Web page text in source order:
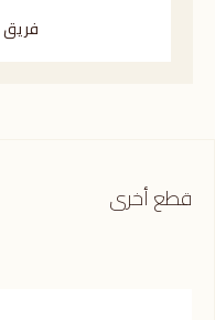
فريق
قطع أخرى